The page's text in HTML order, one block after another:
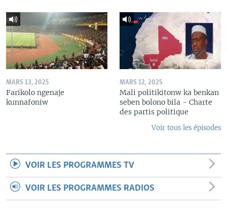
MARS 13, 2025
Farikolo ngenaje
kunnafoniw
MARS 12, 2025
Mali politikitonw ka benkan
seben bolono bila - Charte
des partis politique
Voir tous les épisodes
VOIR LES PROGRAMMES TV
VOIR LES PROGRAMMES RADIOS